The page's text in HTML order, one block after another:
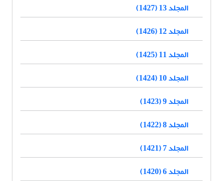
المجلد 13 (1427)
المجلد 12 (1426)
المجلد 11 (1425)
المجلد 10 (1424)
المجلد 9 (1423)
المجلد 8 (1422)
المجلد 7 (1421)
المجلد 6 (1420)